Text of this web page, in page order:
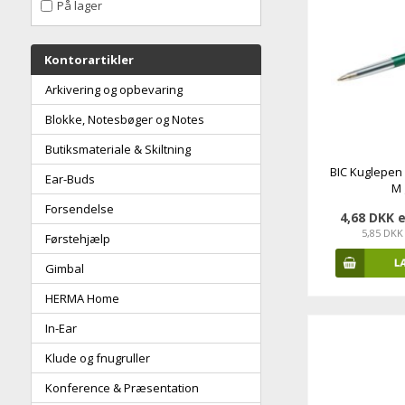
På lager
Kontorartikler
Arkivering og opbevaring
Blokke, Notesbøger og Notes
Butiksmateriale & Skiltning
Ear-Buds
Forsendelse
Førstehjælp
Gimbal
HERMA Home
In-Ear
Klude og fnugruller
Konference & Præsentation
BIC
M
4,68 DKK
5,85